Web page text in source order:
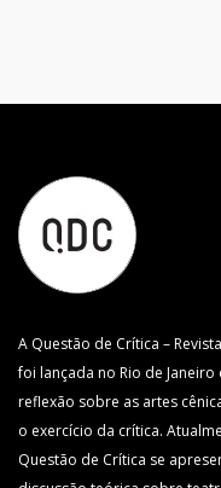
A Questão de Crítica –
foi lançada no Rio de
reflexão sobre as artes
o exercício da crítica.
Questão de Crítica se